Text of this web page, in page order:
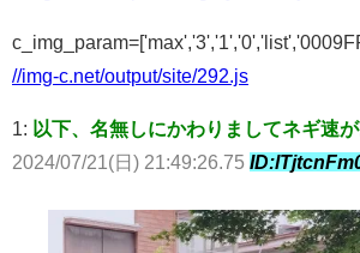
//img-c.net/output/site/292.js
1: 以下、名無しにかわりましてネギ速
2024/07/21(日) 21:49:26.75